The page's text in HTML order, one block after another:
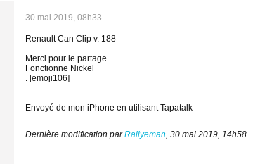
30 mai 2019, 08h33
Renault Can Clip v. 188
Merci pour le partage.
Fonctionne Nickel
. [emoji106]
Envoyé de mon iPhone en utilisant Tapatalk
Dernière modification parRallyeman, 30 mai 2019, 14h58.